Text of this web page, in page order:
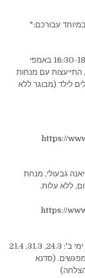
עבורכם:*
*הפנינג גמילה עירוני ענק לגילאי 2-3-* 19.3, יום ד׳, 16:30-18:30 באמפי
התייעצות עם מנחות
גמילה ומתנה לכל משתתף. עלות: 10 שקלים לילד (מבוגר ללא
https://
גבעולי, מנחת
לגמילה מחיתולים. 11.3, בשעה 20:30 בזום, ללא עלות.
https://
*סדנא להורים- גמילה קלה מחיתולים-* 3 מפגשים בזום, ימי ב': 24.3, 31.3, 21.4
למשפחה: 100 ש"ח לכל המפגשים. (סדנא